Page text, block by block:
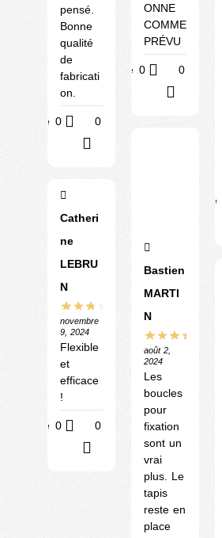
pensé.
Bonne
qualité
de
fabricati
on.
Utile 0 0
Catheri
ne
LEBRU
N
novembre
9, 2024
Flexible
et
efficace
!
Utile 0 0
ONNE
COMME
PRÉVU
Utile 0 0
Bastien
MARTI
N
août 2,
2024
Les
boucles
pour
fixation
sont un
vrai
plus. Le
tapis
reste en
place
Utile